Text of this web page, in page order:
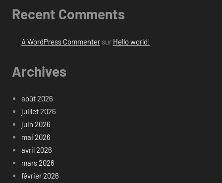
Recent Comments
A WordPress Commentersur Hello world!
Archives
août 2026
juillet 2026
juin 2026
mai 2026
avril 2026
mars 2026
février 2026